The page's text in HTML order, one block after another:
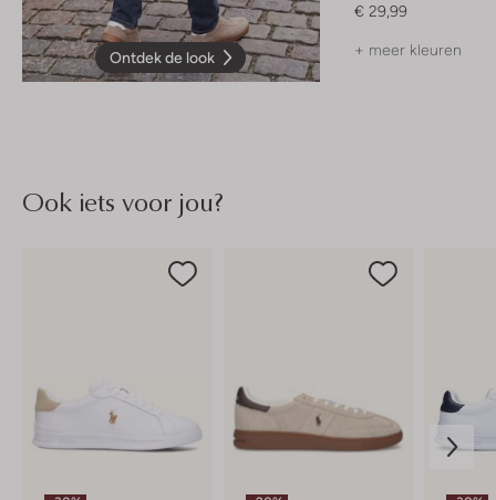
Ontdek de look
€ 29,99
+ meer kleuren
Ook iets voor jou?